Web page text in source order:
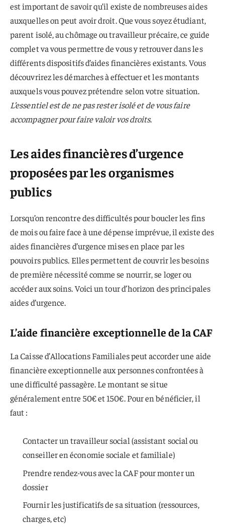
est important de savoir qu’il existe de nombreuses aides
auxquelles on peut avoir droit. Que vous soyez étudiant,
parent isolé, au chômage ou travailleur précaire, ce guide
complet va vous permettre de vous y retrouver dans les
différents dispositifs d’aides financières existants. Vous
découvrirez les démarches à effectuer et les montants
auxquels vous pouvez prétendre selon votre situation.
L’essentiel est de ne pas rester isolé et de vous faire
accompagner pour faire valoir vos droits.
Les aides financières d’urgence
proposées par les organismes
publics
Lorsqu’on rencontre des difficultés pour boucler les fins
de mois ou faire face à une dépense imprévue, il existe des
aides financières d’urgence mises en place par les
pouvoirs publics. Elles permettent de couvrir les besoins
de première nécessité comme se nourrir, se loger ou
accéder aux soins. Voici un tour d’horizon des principales
aides d’urgence.
L’aide financière exceptionnelle de la CAF
La Caisse d’Allocations Familiales peut accorder une aide
financière exceptionnelle aux personnes confrontées à
une difficulté passagère. Le montant se situe
généralement entre 50€ et 150€. Pour en bénéficier, il
faut :
Contacter un travailleur social (assistant social ou
conseiller en économie sociale et familiale)
Prendre rendez-vous avec la CAF pour monter un
dossier
Fournir les justificatifs de sa situation (ressources,
charges, etc)